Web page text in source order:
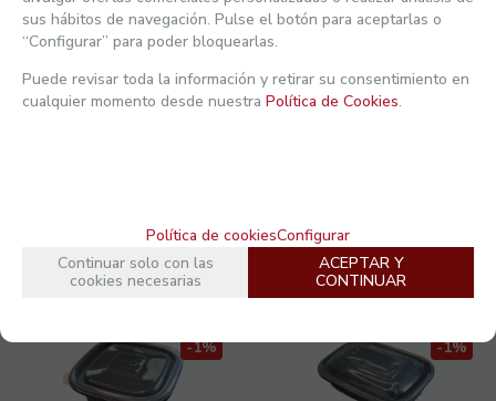
DESCRIPCIÓN TÉCNICA
-1% -1%
Ver mi actividad reciente
sus hábitos de navegación. Pulse el botón para aceptarlas o
“Configurar” para poder bloquearlas.
Puede revisar toda la información y retirar su consentimiento en
cualquier momento desde nuestra Política de Cookies.
Política de cookiesConfigurar
Continuar solo con las
cookies necesarias
ACEPTAR Y
CONTINUAR